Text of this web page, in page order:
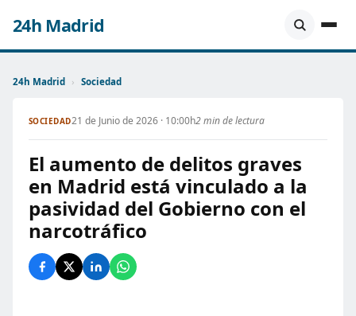
24h Madrid
24h Madrid › Sociedad
SOCIEDAD21 de Junio de 2026 · 10:00h2 min de lectura
El aumento de delitos graves
en Madrid está vinculado a la
pasividad del Gobierno con el
narcotráfico